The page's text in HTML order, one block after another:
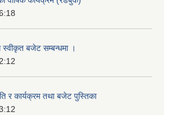
बजेट सम्बन्धमा ।
र कार्यक्रम तथा बजेट पुस्तिका